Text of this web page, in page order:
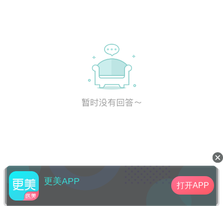
更美APP 打开APP